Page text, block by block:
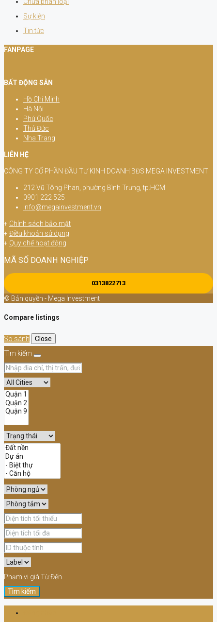
Sự kiện
Tin tức
FANPAGE
BẤT ĐỘNG SẢN
Hồ Chí Minh
Hà Nội
Phú Quốc
Thủ Đức
Nha Trang
LIÊN HỆ
CÔNG TY CỔ PHẦN ĐẦU TƯ KINH DOANH BĐS MEGA INVESTMENT
212 Vũ Tông Phan, phường Bình Trưng, tp.HCM
0901 222 525
info@megainvestment.vn
+ Chính sách bảo mật
+ Điều khoản sử dụng
+ Quy chế hoạt động
MÃ SỐ DOANH NGHIỆP
0313822713
© Bản quyền - Mega Investment
Compare listings
So sánh
Close
Tìm kiếm
Phạm vi giá TừĐến
Tìm kiếm